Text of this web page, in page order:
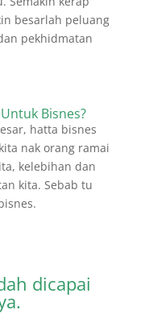
besarlah peluang
pekhidmatan
Bisnes?
hatta bisnes
nak orang ramai
kelebihan dan
kita. Sebab tu
dicapai